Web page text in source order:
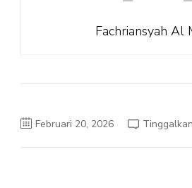
Fachriansyah Al
Februari 20, 2026